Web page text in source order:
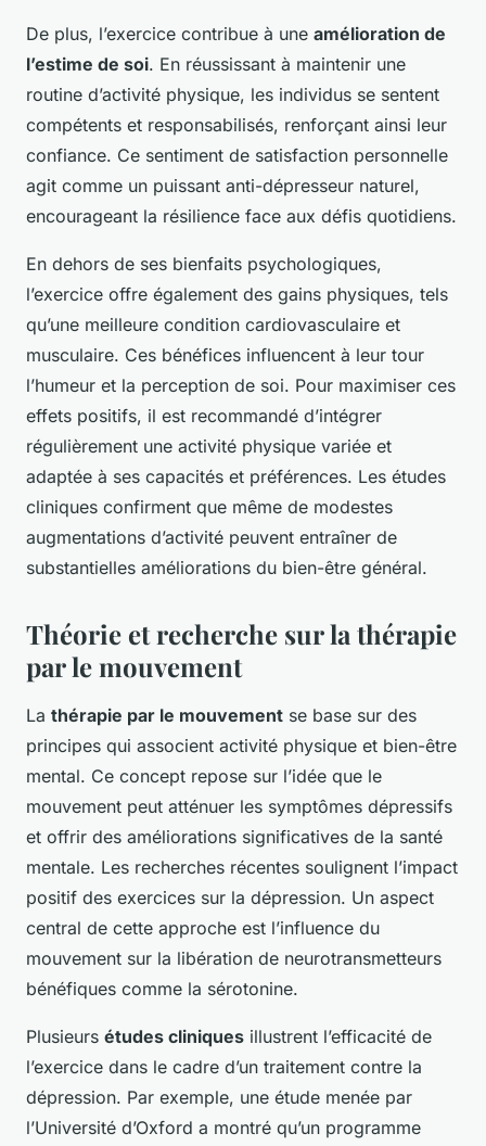
De plus, l’exercice contribue à une amélioration de
l’estime de soi. En réussissant à maintenir une
routine d’activité physique, les individus se sentent
compétents et responsabilisés, renforçant ainsi leur
confiance. Ce sentiment de satisfaction personnelle
agit comme un puissant anti-dépresseur naturel,
encourageant la résilience face aux défis quotidiens.
En dehors de ses bienfaits psychologiques,
l’exercice offre également des gains physiques, tels
qu’une meilleure condition cardiovasculaire et
musculaire. Ces bénéfices influencent à leur tour
l’humeur et la perception de soi. Pour maximiser ces
effets positifs, il est recommandé d’intégrer
régulièrement une activité physique variée et
adaptée à ses capacités et préférences. Les études
cliniques confirment que même de modestes
augmentations d’activité peuvent entraîner de
substantielles améliorations du bien-être général.
Théorie et recherche sur la thérapie
par le mouvement
La thérapie par le mouvement se base sur des
principes qui associent activité physique et bien-être
mental. Ce concept repose sur l’idée que le
mouvement peut atténuer les symptômes dépressifs
et offrir des améliorations significatives de la santé
mentale. Les recherches récentes soulignent l’impact
positif des exercices sur la dépression. Un aspect
central de cette approche est l’influence du
mouvement sur la libération de neurotransmetteurs
bénéfiques comme la sérotonine.
Plusieurs études cliniques illustrent l’efficacité de
l’exercice dans le cadre d’un traitement contre la
dépression. Par exemple, une étude menée par
l’Université d’Oxford a montré qu’un programme